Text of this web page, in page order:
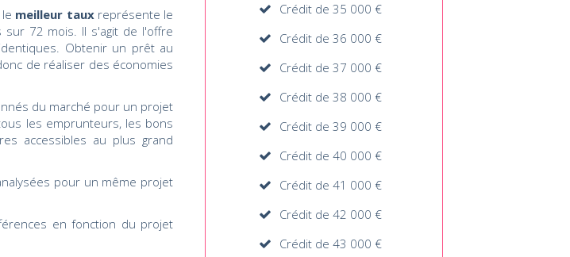
meilleur tauxreprésente le
72 mois. Il s'agit de l'offre
Obtenir un prêt au
de réaliser des économies
du marché pour un projet
les emprunteurs, les bons
accessibles au plus grand
pour un même projet
en fonction du projet
Crédit de 35 000 €
Crédit de 36 000 €
Crédit de 37 000 €
Crédit de 38 000 €
Crédit de 39 000 €
Crédit de 40 000 €
Crédit de 41 000 €
Crédit de 42 000 €
Crédit de 43 000 €